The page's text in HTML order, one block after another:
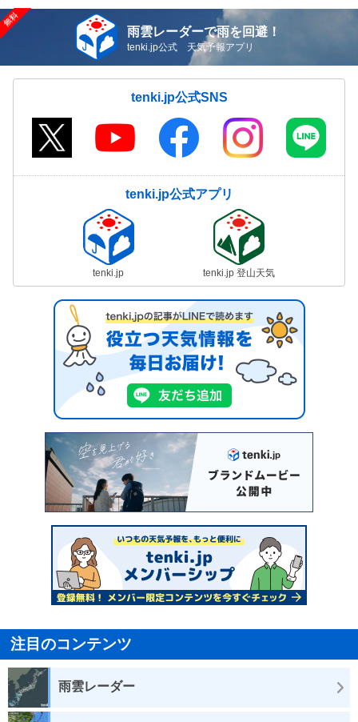
雨雲レーダーで雨を回避！
tenki.jp公式 天気予報アプリ
tenki.jp公式SNS
tenki.jp公式アプリ
tenki.jp tenki.jp 登山天気
注目のコンテンツ
雨雲レーダー